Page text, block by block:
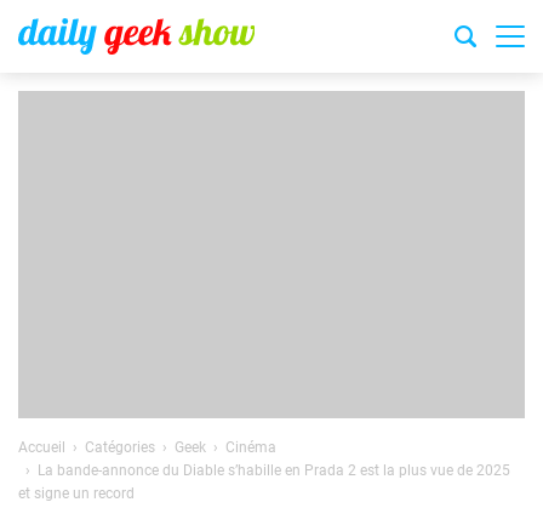
Accueil Catégories Geek
Cinéma
La bande-annonce du Diable s’habille en Prada 2 est la plus vue de 2025
et signe un record